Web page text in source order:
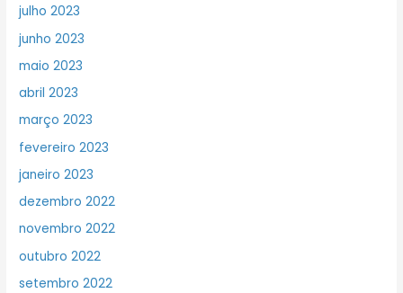
julho 2023
junho 2023
maio 2023
abril 2023
março 2023
fevereiro 2023
janeiro 2023
dezembro 2022
novembro 2022
outubro 2022
setembro 2022